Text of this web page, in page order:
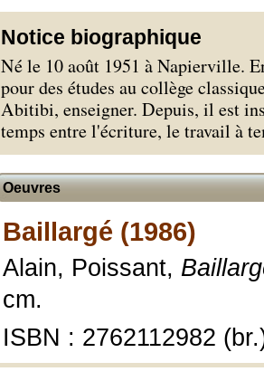
Notice biographique
Né le 10 août 1951 à Napierville.
pour des études au collège
Abitibi, enseigner. Depuis, il est
temps entre l'écriture, le travail à
Oeuvres
Baillargé (1986)
Alain, Poissant,
cm.
ISBN : 2762112982